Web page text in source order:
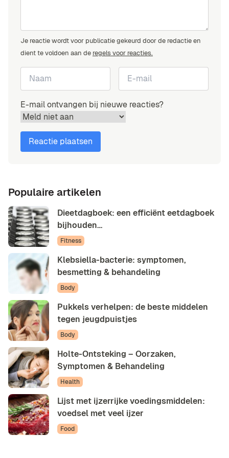
Je reactie wordt voor publicatie gekeurd door de redactie en
dient te voldoen aan de regels voor reacties.
E-mail ontvangen bij nieuwe reacties?
Populaire artikelen
Dieetdagboek: een efficiënt eetdagboek
bijhouden…
Fitness
Klebsiella-bacterie: symptomen,
besmetting & behandeling
Body
Pukkels verhelpen: de beste middelen
tegen jeugdpuistjes
Body
Holte-Ontsteking – Oorzaken,
Symptomen & Behandeling
Health
Lijst met ijzerrijke voedingsmiddelen:
voedsel met veel ijzer
Food